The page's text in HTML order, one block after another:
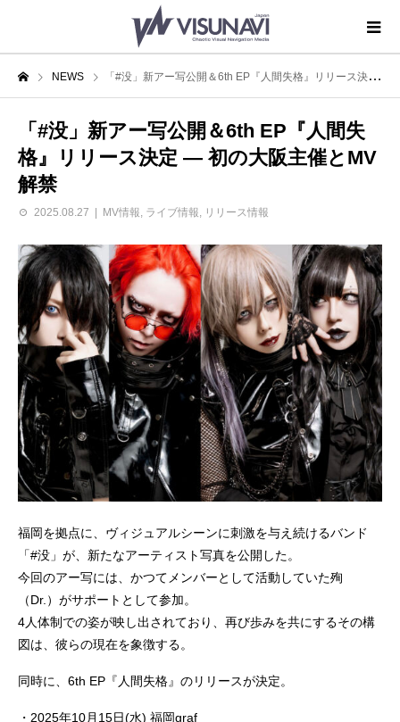
NEWS 「#没」新アー写公開＆6th EP『人間失格』リリース決定 ― 初の大阪主催とMV解禁
「#没」新アー写公開＆6th EP『人間失
格』リリース決定 ― 初の大阪主催とMV
解禁
2025.08.27 MV情報 ライブ情報 リリース情報
福岡を拠点に、ヴィジュアルシーンに刺激を与え続けるバンド
「#没」が、新たなアーティスト写真を公開した。
今回のアー写には、かつてメンバーとして活動していた殉
（Dr.）がサポートとして参加。
4人体制での姿が映し出されており、再び歩みを共にするその構
図は、彼らの現在を象徴する。
同時に、6th EP『人間失格』のリリースが決定。
・2025年10月15日(水) 福岡graf